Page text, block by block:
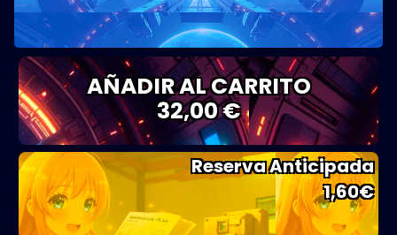
AÑADIR AL CARRITO
32,00 €
Reserva Anticipada
1,60€